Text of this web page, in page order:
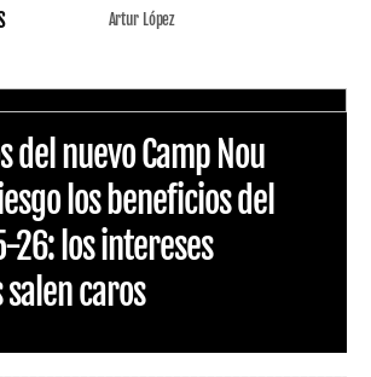
Artur López
del nuevo Camp Nou
los beneficios del
26: los intereses
caros